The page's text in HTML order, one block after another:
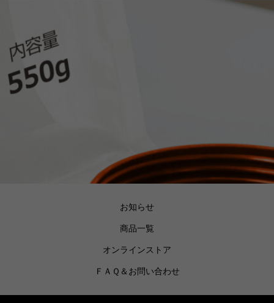
お知らせ
商品一覧
オンラインストア
ＦＡＱ＆お問い合わせ